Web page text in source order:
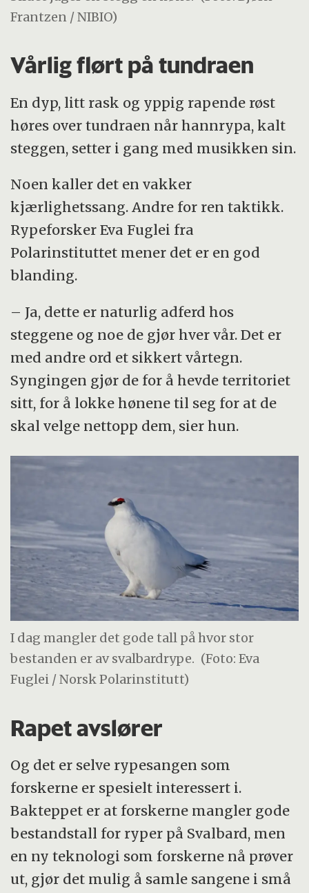
Frantzen / NIBIO)
Vårlig flørt på tundraen
En dyp, litt rask og yppig rapende røst
høres over tundraen når hannrypa, kalt
steggen, setter i gang med musikken sin.
Noen kaller det en vakker
kjærlighetssang. Andre for ren taktikk.
Rypeforsker Eva Fuglei fra
Polarinstituttet mener det er en god
blanding.
– Ja, dette er naturlig adferd hos
steggene og noe de gjør hver vår. Det er
med andre ord et sikkert vårtegn.
Syngingen gjør de for å hevde territoriet
sitt, for å lokke hønene til seg for at de
skal velge nettopp dem, sier hun.
I dag mangler det gode tall på hvor stor
bestanden er av svalbardrype. (Foto: Eva
Fuglei / Norsk Polarinstitutt)
Rapet avslører
Og det er selve rypesangen som
forskerne er spesielt interessert i.
Bakteppet er at forskerne mangler gode
bestandstall for ryper på Svalbard, men
en ny teknologi som forskerne nå prøver
ut, gjør det mulig å samle sangene i små